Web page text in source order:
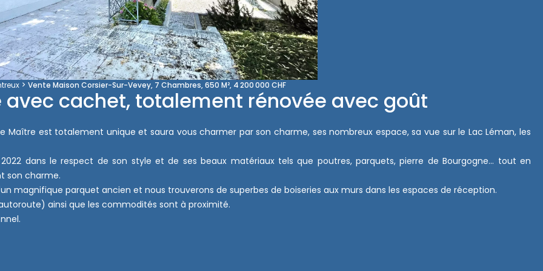
Vente Maison Corsier-Sur-Vevey, 7 Chambres, 650 M², 4 200 000 CHF
cachet, totalement rénovée avec goût
est totalement unique et saura vous charmer par son charme, ses nombreux espace, sa vue sur le Lac Léman, les
dans le respect de son style et de ses beaux matériaux tels que poutres, parquets, pierre de Bourgogne... tout en
son charme.
magnifique parquet ancien et nous trouverons de superbes de boiseries aux murs dans les espaces de réception.
ainsi que les commodités sont à proximité.